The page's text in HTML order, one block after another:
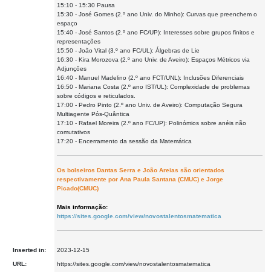
15:10 - 15:30 Pausa
15:30 - José Gomes (2.º ano Univ. do Minho): Curvas que preenchem o
espaço
15:40 - José Santos (2.º ano FC/UP): Interesses sobre grupos finitos e
representações
15:50 - João Vital (3.º ano FC/UL): Álgebras de Lie
16:30 - Kira Morozova (2.º ano Univ. de Aveiro): Espaços Métricos via
Adjunções
16:40 - Manuel Madelino (2.º ano FCT/UNL): Inclusões Diferenciais
16:50 - Mariana Costa (2.º ano IST/UL): Complexidade de problemas
sobre códigos e reticulados.
17:00 - Pedro Pinto (2.º ano Univ. de Aveiro): Computação Segura
Multiagente Pós-Quântica
17:10 - Rafael Moreira (2.º ano FC/UP): Polinómios sobre anéis não
comutativos
17:20 - Encerramento da sessão da Matemática
Os bolseiros Dantas Serra e João Areias são orientados
respectivamente por Ana Paula Santana (CMUC) e Jorge
Picado(CMUC)
Mais informação:
https://sites.google.com/view/novostalentosmatematica
Inserted in: 2023-12-15
URL: https://sites.google.com/view/novostalentosmatematica